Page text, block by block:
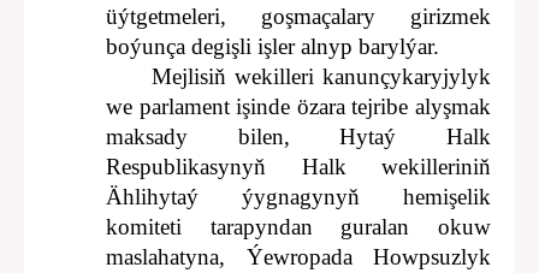
üýtgetmeleri, goşmaçalary girizmek
boýunça degişli işler alnyp barylýar.
Mejlisiň wekilleri kanunçykaryjylyk
we parlament işinde özara tejribe alyşmak
maksady bilen, Hytaý Halk
Respublikasynyň Halk wekilleriniň
Ählihytaý ýygnagynyň hemişelik
komiteti tarapyndan guralan okuw
maslahatyna, Ýewropada Howpsuzlyk